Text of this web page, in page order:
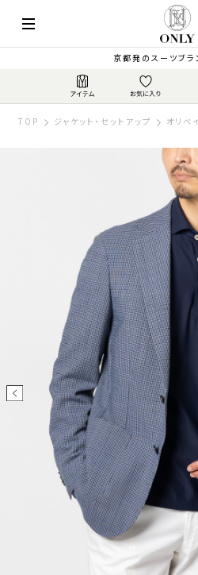
京都発のスーツブ
TOP ジャケット・セットアップ オリベ